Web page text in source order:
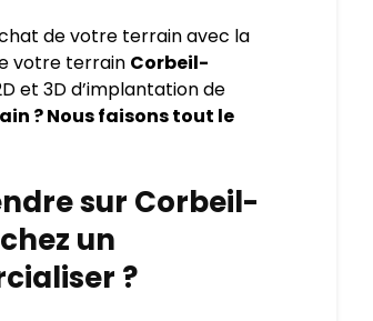
de votre terrain avec la
votre terrain Corbeil-
et 3D d’implantation de
? Nous faisons tout le
sur Corbeil-
un
?